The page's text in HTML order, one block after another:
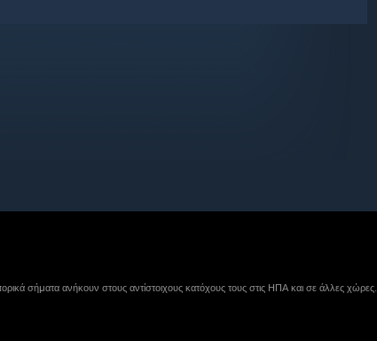
σήματα ανήκουν στους αντίστοιχους κατόχους τους στις ΗΠΑ και σε άλλες χώρες.